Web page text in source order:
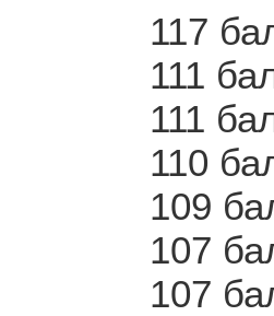
117
111
111
110
109
107
107